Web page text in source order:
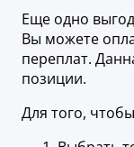
Еще одно
Вы можете
переплат.
позиции.
Для того,